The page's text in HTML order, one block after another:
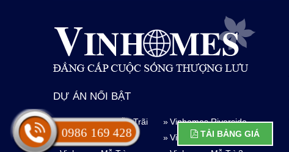
DỰ ÁN NỔI BẬT
Vinhomes Nguyễn Trãi
Vinhomes Riverside
Vinhomes Giảng Võ
Vinhomes Hà Nam
0986 169 428 TẢI BẢNG GIÁ